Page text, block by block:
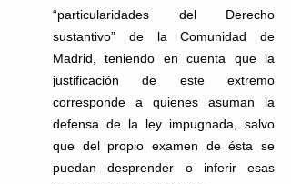
“particularidades del Derecho
sustantivo” de la Comunidad de
Madrid, teniendo en cuenta que la
justificación de este extremo
corresponde a quienes asuman la
defensa de la ley impugnada, salvo
que del propio examen de ésta se
puedan desprender o inferir esas